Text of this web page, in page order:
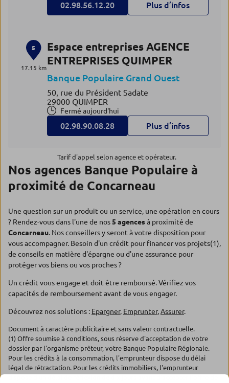
02.98.56.12.20 Plus d’infos
5
17.15 km
Espace entreprises AGENCE
ENTREPRISES QUIMPER
Banque Populaire Grand Ouest
50, rue du Président Sadate
29000 QUIMPER
Fermé aujourd'hui
02.98.90.08.28 Plus d’infos
Tarif d'appel selon agence et opérateur.
Nos agences Banque Populaire à
proximité de Concarneau
Une question sur un produit ou un service, une opération en cours
? Rendez-vous dans l'une de nos5 agencesà proximité de
Concarneau. Nos conseillers y seront à votre disposition pour
vous accompagner. Besoin d'un crédit pour financer vos projets(1),
de conseils en matière d'épargne ou d'une assurance pour
protéger vos biens ou vos proches ?
Un crédit vous engage et doit être remboursé. Vérifiez vos
capacités de remboursement avant de vous engager.
Découvrez nos solutions : Epargner, Emprunter,Assurer.
Document à caractère publicitaire et sans valeur contractuelle.
(1) Offre soumise à conditions, sous réserve d'acceptation de votre
dossier par l'organisme prêteur, votre Banque Populaire Régionale.
Pour les crédits à la consommation, l'emprunteur dispose du délai
légal de rétractation. Pour les crédits immobiliers, l'emprunteur